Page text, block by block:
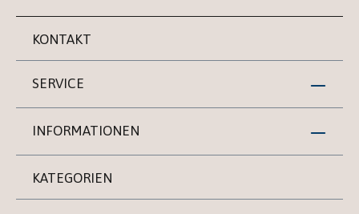
KONTAKT
SERVICE
INFORMATIONEN
KATEGORIEN